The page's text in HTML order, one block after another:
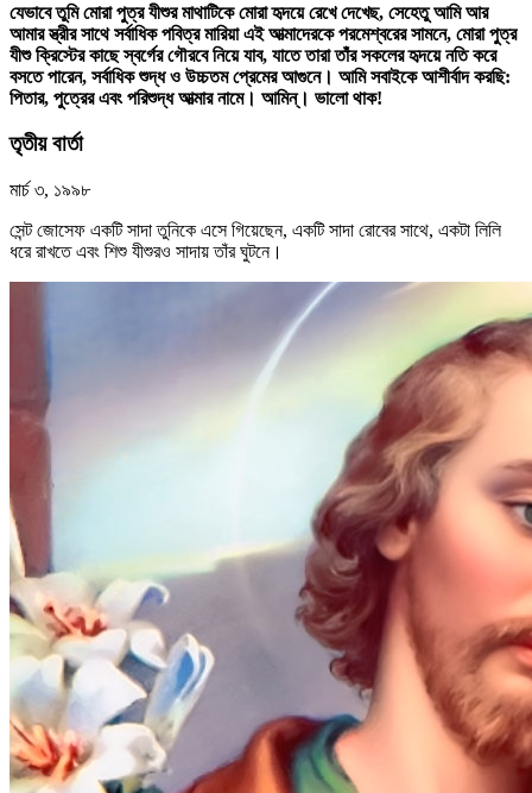
যেভাবে তুমি মোরা পুত্র যীশুর মাথাটিকে মোরা হৃদয়ে রেখে দেখেছ, সেহেতু আমি আর
আমার স্ত্রীর সাথে সর্বাধিক পবিত্র মারিয়া এই আত্মাদেরকে পরমেশ্বরের সামনে, মোরা পুত্র
যীশু ক্রিস্টের কাছে স্বর্গের গৌরবে নিয়ে যাব, যাতে তারা তাঁর সকলের হৃদয়ে নতি করে
বসতে পারেন, সর্বাধিক শুদ্ধ ও উচ্চতম প্রেমের আগুনে। আমি সবাইকে আশীর্বাদ করছি:
পিতার, পুত্রের এবং পরিশুদ্ধ আত্মার নামে। আমিন্‌। ভালো থাক!
তৃতীয় বার্তা
মার্চ ৩, ১৯৯৮
সেন্ট জোসেফ একটি সাদা তুনিকে এসে গিয়েছেন, একটি সাদা রোবের সাথে, একটা লিলি
ধরে রাখতে এবং শিশু যীশুরও সাদায় তাঁর ঘুটনে।